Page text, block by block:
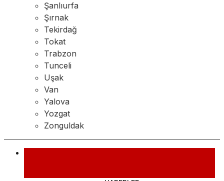
Şanlıurfa
Şırnak
Tekirdağ
Tokat
Trabzon
Tunceli
Uşak
Van
Yalova
Yozgat
Zonguldak